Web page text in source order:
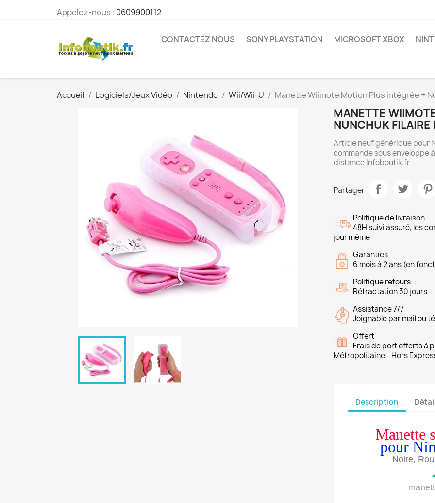
Appelez-nous : 0609900112
CONTACTEZ NOUS SONY PLAYSTATION MICROSOFT XBOX
Accueil Logiciels/Jeux Vidéo Nintendo Wii/Wii-U Manette Wiimote Motion Plus intégrée +
MANETTE
NUNCHUK
Article neuf générique pour
commande sous enveloppe
distance Infoboutik.fr
Partager
Politique de livraison
48H suivi assuré, les
jour même
Garanties
6 mois à 2 ans (en
Politique retours
Rétractation 30 jours
Assistance 7/7
Joignable par mail ou
Offert
Frais de port offerts à
Métropolitaine - Hors
Description
Manette
pour
Noire,